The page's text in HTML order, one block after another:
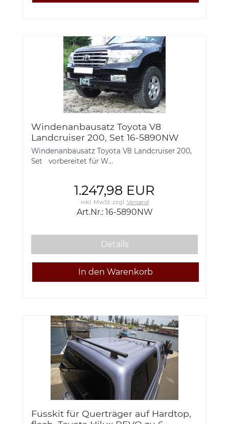
Windenanbausatz Toyota V8
Landcruiser 200, Set 16-5890NW
Windenanbausatz Toyota V8 Landcruiser 200,
Set vorbereitet für W...
1.247,98 EUR
inkl. MwSt.zzgl. Versand
Art.Nr.: 16-5890NW
Details
Fusskit für Querträger auf Hardtop,